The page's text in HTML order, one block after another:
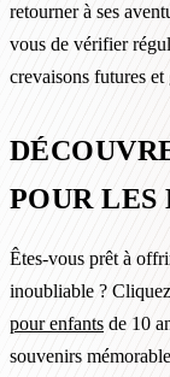
retourner à ses
vous de vérifier
crevaisons futures
POUR LES
Êtes-vous prêt à
inoubliable ?
pour enfants de 10
souvenirs